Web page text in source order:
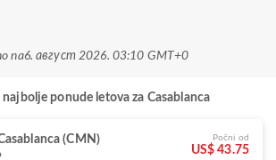
na6. август 2026. 03:10 GMT+0
ponude letova za Casablanca
(CMN) Počni od
US$ 43.75